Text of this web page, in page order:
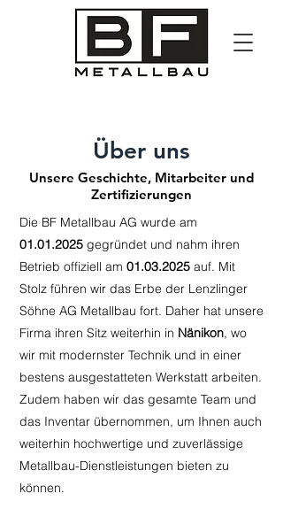
Über uns
Unsere Geschichte, Mitarbeiter und
Zertifizierungen
Die BF Metallbau AG wurde am
01.01.2025 gegründet und nahm ihren
Betrieb offiziell am 01.03.2025 auf. Mit
Stolz führen wir das Erbe der Lenzlinger
Söhne AG Metallbau fort. Daher hat unsere
Firma ihren Sitz weiterhin in Nänikon, wo
wir mit modernster Technik und in einer
bestens ausgestatteten Werkstatt arbeiten.
Zudem haben wir das gesamte Team und
das Inventar übernommen, um Ihnen auch
weiterhin hochwertige und zuverlässige
Metallbau-Dienstleistungen bieten zu
können.